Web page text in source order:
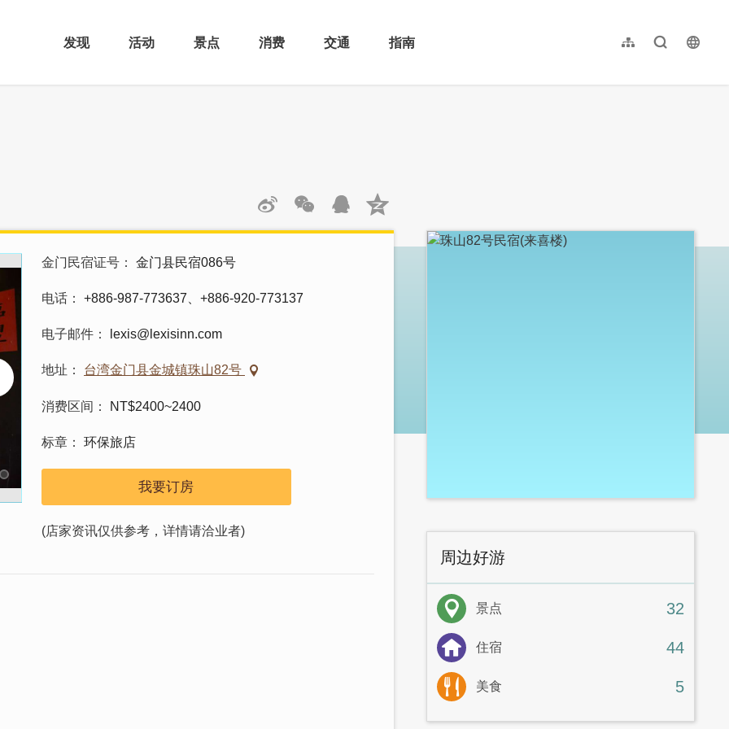
发现 活动 景点 消费 交通 指南 网站导览全文检索
繁體中文
金门民宿证号 金门县民宿086号
电话 +886-987-773637、+886-920-773137
电子邮件 lexis@lexisinn.com
地址 台湾金门县金城镇珠山82号
消费区间 NT$2400~2400
标章 环保旅店
我要订房
(店家资讯仅供参考，详情请洽业者)
:::
周边好游
景点 32
住宿 44
美食 5